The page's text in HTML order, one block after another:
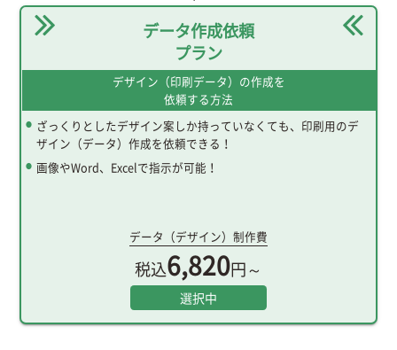
データ作成依頼
プラン
デザイン（印刷データ）の作成を
依頼する方法
ざっくりとしたデザイン案しか持っていなくても、印刷用のデ
ザイン（データ）作成を依頼できる！
画像やWord、Excelで指示が可能！
データ（デザイン）制作費
税込6,820円～
選択中